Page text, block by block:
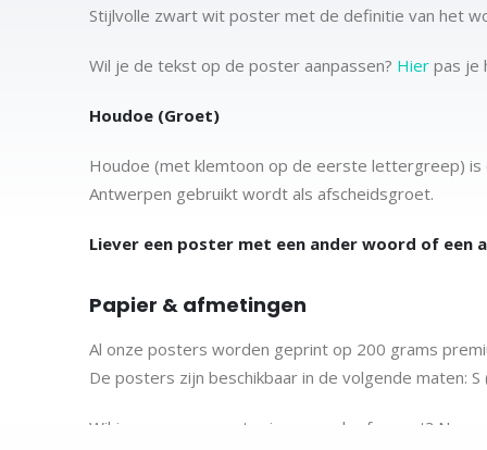
Stijlvolle zwart wit poster met de definitie van het
Wil je de tekst op de poster aanpassen? Hier pas je
Houdoe (Groet)
Houdoe (met klemtoon op de eerste lettergreep) is
Antwerpen gebruikt wordt als afscheidsgroet.
Liever een poster met een ander woord of een
Papier & afmetingen
Al onze posters worden geprint op 200 grams
De posters zijn beschikbaar in de volgende maten: S
Wil je graag een poster in een ander formaat? Neem